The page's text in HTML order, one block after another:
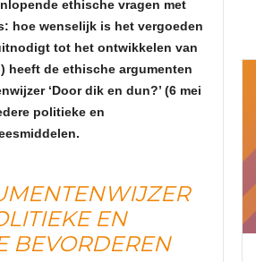
ethische vragen met
hoe wenselijk is het vergoeden
tot het ontwikkelen van
heeft de ethische argumenten
‘Door dik en dun?’ (6 mei
politieke en
EN
BEVORDEREN